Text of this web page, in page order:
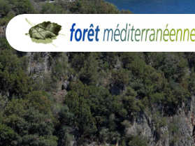
Panneau de gestion des cookies